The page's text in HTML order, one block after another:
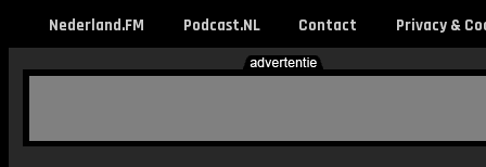
Nederland.FM Podcast.NL Contact Privacy &